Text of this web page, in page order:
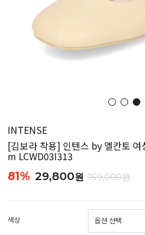
INTENSE
[김보라 착용] 인텐스 by 엘칸토
m LCWD03I313
81% 29,800원 159,000원
색상